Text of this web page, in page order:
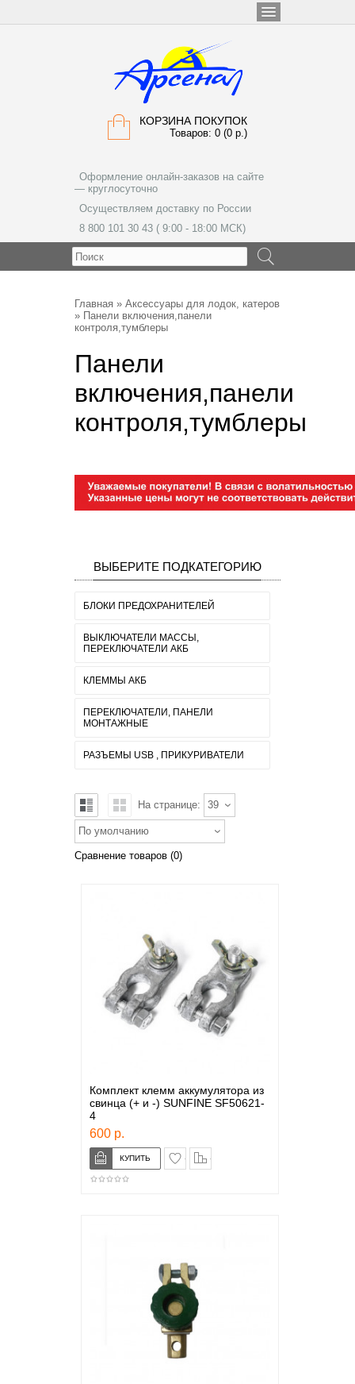
КОРЗИНА ПОКУПОК
Товаров: 0 (0 р.)
Оформление онлайн-заказов на сайте
— круглосуточно
Осуществляем доставку по России
8 800 101 30 43 ( 9:00 - 18:00 МСК)
Главная » Аксессуары для лодок, катеров
» Панели включения,панели
контроля,тумблеры
Панели
включения,панели
контроля,тумблеры
ВЫБЕРИТЕ ПОДКАТЕГОРИЮ
БЛОКИ ПРЕДОХРАНИТЕЛЕЙ
ВЫКЛЮЧАТЕЛИ МАССЫ,
ПЕРЕКЛЮЧАТЕЛИ АКБ
КЛЕММЫ АКБ
ПЕРЕКЛЮЧАТЕЛИ, ПАНЕЛИ
МОНТАЖНЫЕ
РАЗЪЕМЫ USB , ПРИКУРИВАТЕЛИ
На странице: 39
По умолчанию
Сравнение товаров (0)
Комплект клемм аккумулятора из
свинца (+ и -) SUNFINE SF50621-
4
600 р.
в закладки